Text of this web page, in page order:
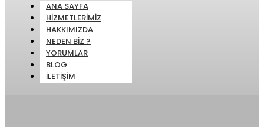
ANA SAYFA
HIZMETLERIMIZ
HAKKIMIZDA
NEDEN BIZ ?
YORUMLAR
BLOG
İLETIŞIM